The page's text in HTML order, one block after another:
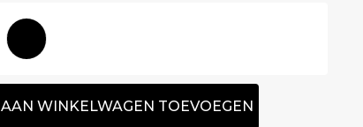
AAN WINKELWAGEN TOEVOEGEN